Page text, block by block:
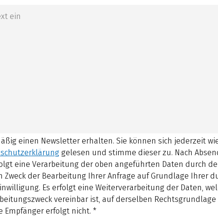
einen Newsletter erhalten. Sie können sich jederzeit
gelesen und stimme dieser zu. Nach
eine Verarbeitung der oben angeführten Daten durch
Zweck der Bearbeitung Ihrer Anfrage auf Grundlage Ihrer
Es erfolgt eine Weiterverarbeitung der Daten,
vereinbar ist, auf derselben Rechtsgrundlage
Empfänger erfolgt nicht. *